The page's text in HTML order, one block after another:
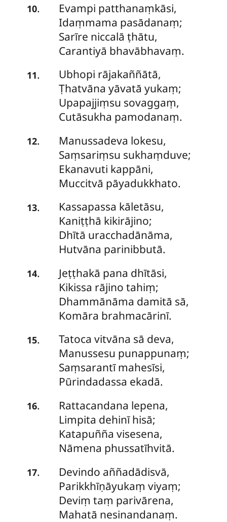
10.
Evampi patthanaṃkāsi,
Idaṃmama pasādanaṃ;
Sarīre niccalā ṭhātu,
Carantiyā bhavābhavaṃ.
11. Ubhopi rājakaññātā,
Ṭhatvāna yāvatā yukaṃ;
Upapajjiṃsu sovaggaṃ,
Cutāsukha pamodanaṃ.
12.
Manussadeva lokesu,
Saṃsariṃsu sukhaṃduve;
Ekanavuti kappāni,
Muccitvā pāyadukkhato.
13.
Kassapassa kāletāsu,
Kaniṭṭhā kikirājino;
Dhītā uracchadānāma,
Hutvāna parinibbutā.
14. Jeṭṭhakā pana dhītāsi,
Kikissa rājino tahiṃ;
Dhammānāma damitā sā,
Komāra brahmacārinī.
15.
Tatoca vitvāna sā deva,
Manussesu punappunaṃ;
Saṃsarantī mahesīsi,
Pūrindadassa ekadā.
16. Rattacandana lepena,
Limpita dehinī hisā;
Katapuñña visesena,
Nāmena phussatīhvitā.
17.
Devindo aññadādisvā,
Parikkhīṇāyukaṃ viyaṃ;
Deviṃ taṃ parivārena,
Mahatā nesinandanaṃ.